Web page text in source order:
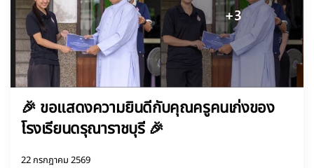
🎉 ขอแสดงความยินดีกับคุณครูคนเก่งของ
โรงเรียนดรุณาราชบุรี 🎉
22 กรกฎาคม 2569